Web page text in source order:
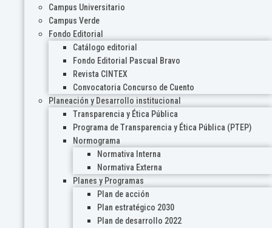
Campus Universitario
Campus Verde
Fondo Editorial
Catálogo editorial
Fondo Editorial Pascual Bravo
Revista CINTEX
Convocatoria Concurso de Cuento
Planeación y Desarrollo institucional
Transparencia y Ética Pública
Programa de Transparencia y Ética Pública (PTEP)
Normograma
Normativa Interna
Normativa Externa
Planes y Programas
Plan de acción
Plan estratégico 2030
Plan de desarrollo 2022